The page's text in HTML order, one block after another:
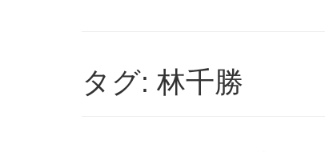
タグ: 林千勝